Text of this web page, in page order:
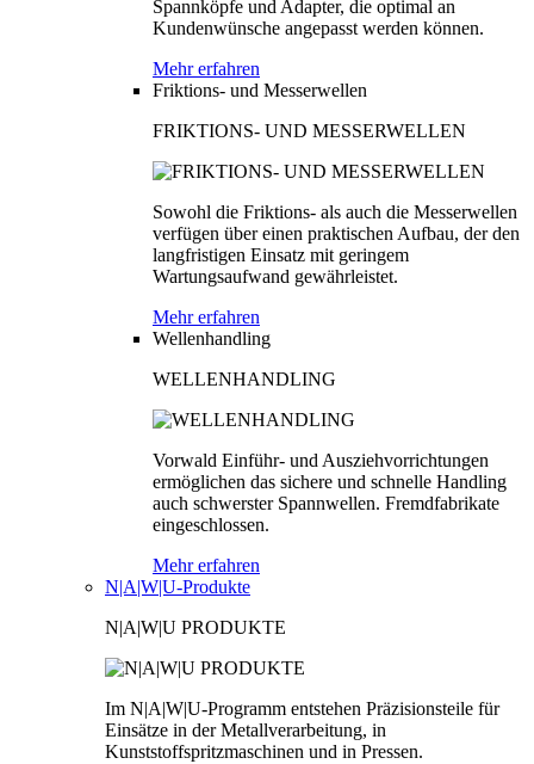
Spannköpfe und Adapter, die optimal an
Kundenwünsche angepasst werden können.
Mehr erfahren
Friktions- und Messerwellen
FRIKTIONS- UND MESSERWELLEN
Sowohl die Friktions- als auch die Messerwellen
verfügen über einen praktischen Aufbau, der den
langfristigen Einsatz mit geringem
Wartungsaufwand gewährleistet.
Mehr erfahren
Wellenhandling
WELLENHANDLING
Vorwald Einführ- und Ausziehvorrichtungen
ermöglichen das sichere und schnelle Handling
auch schwerster Spannwellen. Fremdfabrikate
eingeschlossen.
Mehr erfahren
N|A|W|U-Produkte
N|A|W|U PRODUKTE
Im N|A|W|U-Programm entstehen Präzisionsteile für
Einsätze in der Metallverarbeitung, in
Kunststoffspritzmaschinen und in Pressen.